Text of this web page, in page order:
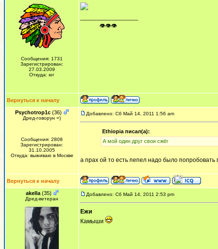
Сообщения: 1731
Зарегистрирован:
27.03.2009
Откуда: юг
ᅠ ᅠ ᅠ👁👁👁
Вернуться к началу
Psychotrop1c (36)
Дред-говорун =)
Сообщения: 2808
Зарегистрирован:
31.10.2005
Откуда: выживаю в Москве
Добавлено: Сб Май 14, 2011 1:56 am
Ethiopia писал(а):
А мой один друг свои сжёг
а прах ой то есть пепел надо было попробовать
Вернуться к началу
akella(35)
Дред-ветеран
Добавлено: Сб Май 14, 2011 2:53 pm
Ежи
Камыши